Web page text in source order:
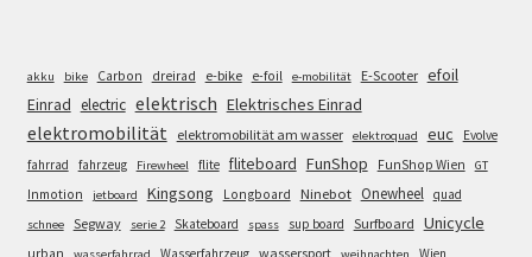
akku bike Carbon dreirad e-bike e-foil e-mobilität E-Scooter efoil
Einrad electric elektrisch Elektrisches Einrad
elektromobilität elektromobilität am wasser elektroquad euc
Evolve
fahrrad
fahrzeug Firewheel flite fliteboard FunShop FunShop Wien GT
Inmotion jetboard Kingsong Longboard Ninebot Onewheel quad
schnee Segway serie 2 Skateboard spass sup board Surfboard Unicycle
wassersport